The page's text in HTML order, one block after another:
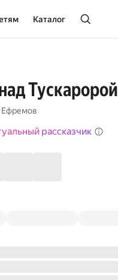
Каталог
Тускаророй
Ефремов
рассказчик